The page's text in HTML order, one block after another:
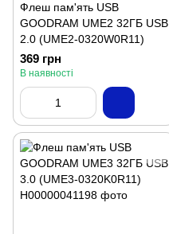
Флеш пам'ять USB
GOODRAM UME2 32ГБ USB
2.0 (UME2-0320W0R11)
369 грн
В наявності